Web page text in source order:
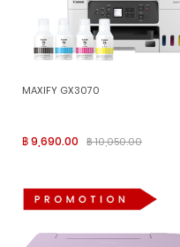
MAXIFY GX3070
฿ 9,690.00 ฿ 10,050.00